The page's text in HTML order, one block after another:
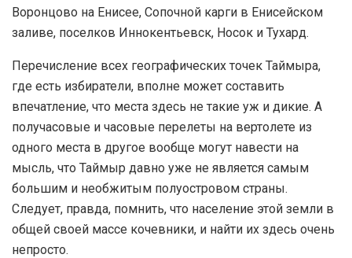
Воронцово на Енисее, Сопочной карги в Енисейском
заливе, поселков Иннокентьевск, Носок и Тухард.
Перечисление всех географических точек Таймыра,
где есть избиратели, вполне может составить
впечатление, что места здесь не такие уж и дикие. А
получасовые и часовые перелеты на вертолете из
одного места в другое вообще могут навести на
мысль, что Таймыр давно уже не является самым
большим и необжитым полуостровом страны.
Следует, правда, помнить, что население этой земли в
общей своей массе кочевники, и найти их здесь очень
непросто.